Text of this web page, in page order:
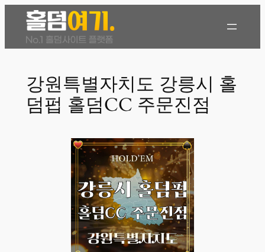
강원특별자치도 강릉시 홀
덤펍 홀덤CC 주문진점